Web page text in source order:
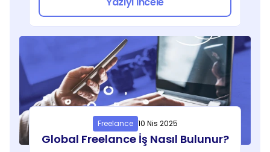
Freelance 10 Nis 2025
Global Freelance İş Nasıl Bulunur?